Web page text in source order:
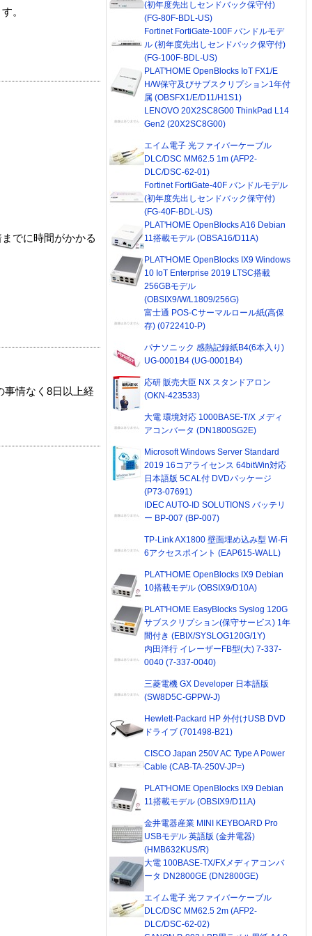
。
でに時間がかかる
事情なく8日以上経
(初年度先出しセンドバック保守付)
(FG-80F-BDL-US)
Fortinet FortiGate-100F バンドルモデ
ル (初年度先出しセンドバック保守付)
(FG-100F-BDL-US)
PLAT'HOME OpenBlocks IoT FX1/E
H/W保守及びサブスクリプション1年付
属 (OBSFX1/E/D11/H1S1)
LENOVO 20X2SC8G00 ThinkPad L14
Gen2 (20X2SC8G00)
エイム電子 光ファイバーケーブル
DLC/DSC MM62.5 1m (AFP2-
DLC/DSC-62-01)
Fortinet FortiGate-40F バンドルモデル
(初年度先出しセンドバック保守付)
(FG-40F-BDL-US)
PLAT'HOME OpenBlocks A16 Debian
11搭載モデル (OBSA16/D11A)
PLAT'HOME OpenBlocks IX9 Windows
10 IoT Enterprise 2019 LTSC搭載
256GBモデル
(OBSIX9/W/L1809/256G)
富士通 POS-Cサーマルロール紙(高保
存) (0722410-P)
パナソニック 感熱記録紙B4(6本入り)
UG-0001B4 (UG-0001B4)
応研 販売大臣 NX スタンドアロン
(OKN-423533)
大電 環境対応 1000BASE-T/X メディ
アコンバータ (DN1800SG2E)
Microsoft Windows Server Standard
2019 16コアライセンス 64bitWin対応
日本語版 5CAL付 DVDパッケージ
(P73-07691)
IDEC AUTO-ID SOLUTIONS バッテリ
ー BP-007 (BP-007)
TP-Link AX1800 壁面埋め込み型 Wi-Fi
6アクセスポイント (EAP615-WALL)
PLAT'HOME OpenBlocks IX9 Debian
10搭載モデル (OBSIX9/D10A)
PLAT'HOME EasyBlocks Syslog 120G
サブスクリプション(保守サービス) 1年
間付き (EBIX/SYSLOG120G/1Y)
内田洋行 イレーザーFB型(大) 7-337-
0040 (7-337-0040)
三菱電機 GX Developer 日本語版
(SW8D5C-GPPW-J)
Hewlett-Packard HP 外付けUSB DVD
ドライブ (701498-B21)
CISCO Japan 250V AC Type A Power
Cable (CAB-TA-250V-JP=)
PLAT'HOME OpenBlocks IX9 Debian
11搭載モデル (OBSIX9/D11A)
金井電器産業 MINI KEYBOARD Pro
USBモデル 英語版 (金井電器)
(HMB632KUS/R)
大電 100BASE-TX/FXメディアコンバ
ータ DN2800GE (DN2800GE)
エイム電子 光ファイバーケーブル
DLC/DSC MM62.5 2m (AFP2-
DLC/DSC-62-02)